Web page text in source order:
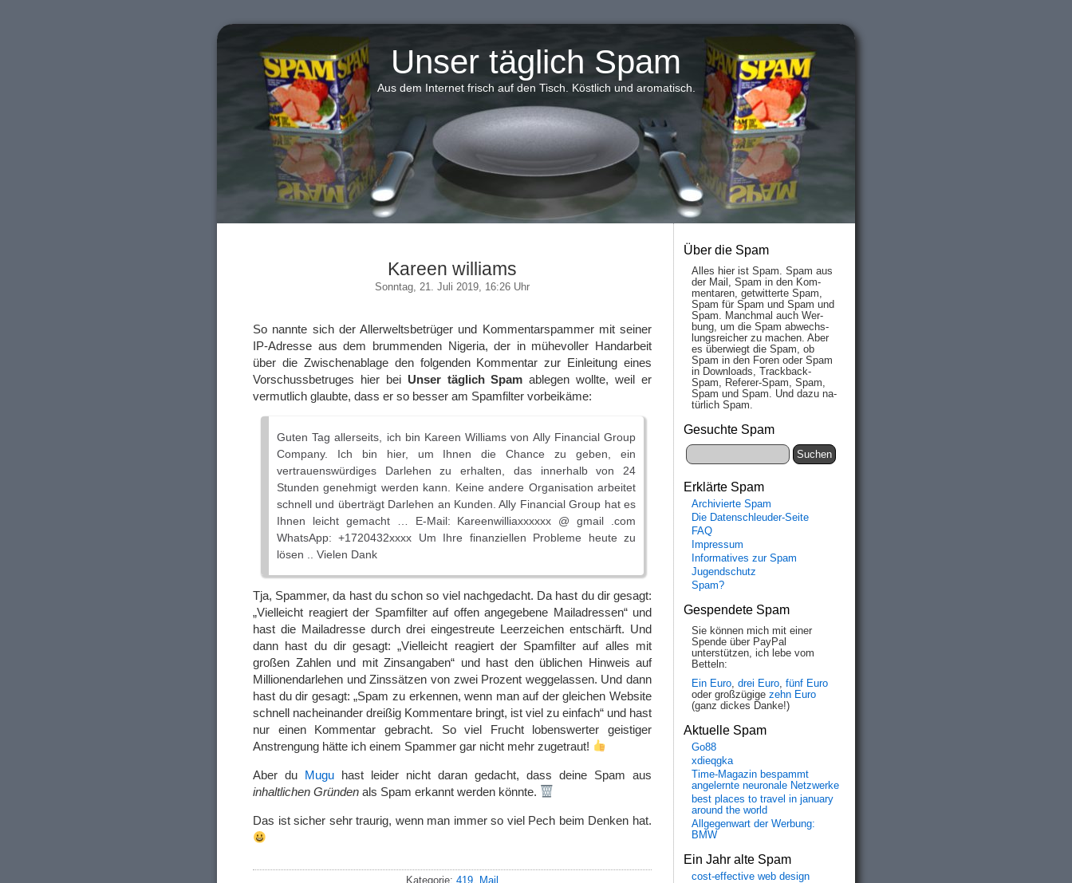
Unser täglich Spam
Aus dem Internet frisch auf den Tisch. Köstlich und aromatisch.
Kareen williams
Sonntag, 21. Juli 2019, 16:26 Uhr
So nannte sich der Allerweltsbetrüger und Kommentarspammer mit seiner
IP-Adresse aus dem brummenden Nigeria, der in mühevoller Handarbeit
über die Zwischenablage den folgenden Kommentar zur Einleitung eines
Vorschussbetruges hier bei Unser täglich Spam ablegen wollte, weil er
vermutlich glaubte, dass er so besser am Spamfilter vorbeikäme:
Guten Tag allerseits, ich bin Kareen Williams von Ally Financial Group
Company. Ich bin hier, um Ihnen die Chance zu geben, ein
vertrauenswürdiges Darlehen zu erhalten, das innerhalb von 24
Stunden genehmigt werden kann. Keine andere Organisation arbeitet
schnell und überträgt Darlehen an Kunden. Ally Financial Group hat es
Ihnen leicht gemacht … E-Mail: Kareenwilliaxxxxxx @ gmail .com
WhatsApp: +1720432xxxx Um Ihre finanziellen Probleme heute zu
lösen .. Vielen Dank
Tja, Spammer, da hast du schon so viel nachgedacht. Da hast du dir gesagt:
„Vielleicht reagiert der Spamfilter auf offen angegebene Mailadressen“ und
hast die Mailadresse durch drei eingestreute Leerzeichen entschärft. Und
dann hast du dir gesagt: „Vielleicht reagiert der Spamfilter auf alles mit
großen Zahlen und mit Zinsangaben“ und hast den üblichen Hinweis auf
Millionendarlehen und Zinssätzen von zwei Prozent weggelassen. Und dann
hast du dir gesagt: „Spam zu erkennen, wenn man auf der gleichen Website
schnell nacheinander dreißig Kommentare bringt, ist viel zu einfach“ und hast
nur einen Kommentar gebracht. So viel Frucht lobenswerter geistiger
Anstrengung hätte ich einem Spammer gar nicht mehr zugetraut!
Aber du Mugu hast leider nicht daran gedacht, dass deine Spam aus
inhaltlichen Gründen als Spam erkannt werden könnte.
Das ist sicher sehr traurig, wenn man immer so viel Pech beim Denken hat.
Kategorie: 419, Mail
Über die Spam
Alles hier ist Spam. Spam aus
der Mail, Spam in den Kom­
men­taren, ge­twit­ter­te Spam,
Spam für Spam und Spam und
Spam. Manch­mal auch Wer­
bung, um die Spam ab­wechs­
lungs­reich­er zu mach­en. Aber
es über­wiegt die Spam, ob
Spam in den Fo­ren oder Spam
in Down­loads, Track­back-
Spam, Re­fe­rer-Spam, Spam,
Spam und Spam. Und da­zu na­
tür­lich Spam.
Gesuchte Spam
Erklärte Spam
Archivierte Spam
Die Datenschleuder-Seite
FAQ
Impressum
Informatives zur Spam
Jugendschutz
Spam?
Gespendete Spam
Sie können mich mit einer
Spende über PayPal
unterstützen, ich lebe vom
Betteln:
Ein Euro, drei Euro, fünf Euro
oder großzügige zehn Euro
(ganz dickes Danke!)
Aktuelle Spam
Go88
xdieqgka
Time-Magazin bespammt
angelernte neuronale Netzwerke
best places to travel in january
around the world
Allgegenwart der Werbung:
BMW
Ein Jahr alte Spam
cost-effective web design